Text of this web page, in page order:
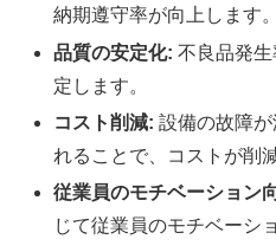
納期遵守率が向上します。
品質の安定化: 不良品発
定します。
コスト削減: 設備の故障
れることで、コストが削
従業員のモチベーション
じて従業員のモチベーシ